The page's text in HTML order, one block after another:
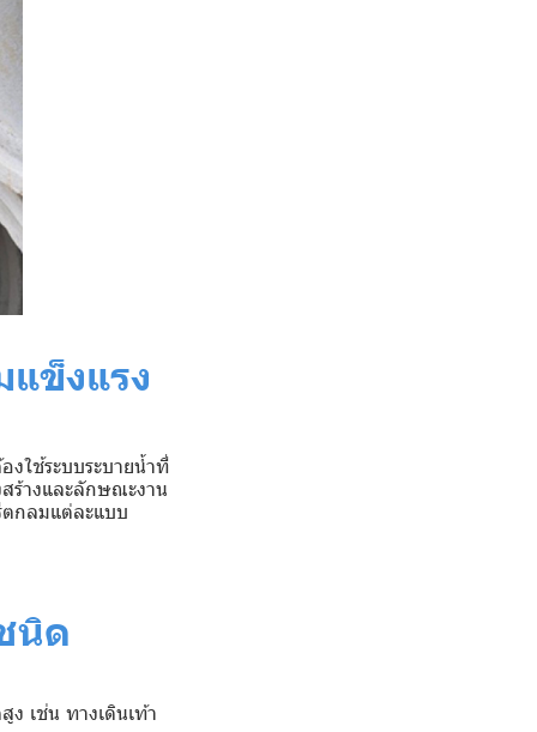
ข็งแรง
งใช้ระบบระบายน้ำที่
ร้างและลักษณะงาน
กลมแต่ละแบบ
นิด
เช่น ทางเดินเท้า